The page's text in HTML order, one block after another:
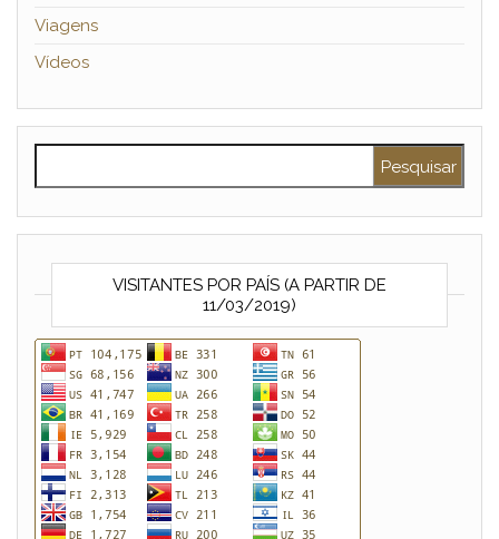
Viagens
Vídeos
VISITANTES POR PAÍS (A PARTIR DE
11/03/2019)